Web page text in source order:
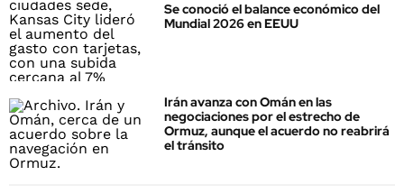
Se conoció el balance económico del
Mundial 2026 en EEUU
Irán avanza con Omán en las
negociaciones por el estrecho de
Ormuz, aunque el acuerdo no reabrirá
el tránsito